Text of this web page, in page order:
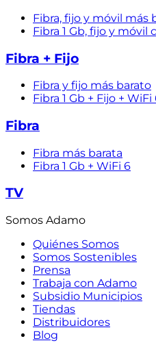
Fibra, fijo y móvil más
Fibra 1 Gb, fijo y móvil
Fibra + Fijo
Fibra y fijo más barato
Fibra 1 Gb + Fijo + WiFi
Fibra
Fibra más barata
Fibra 1 Gb + WiFi 6
TV
Somos Adamo
Quiénes Somos
Somos Sostenibles
Prensa
Trabaja con Adamo
Subsidio Municipios
Tiendas
Distribuidores
Blog